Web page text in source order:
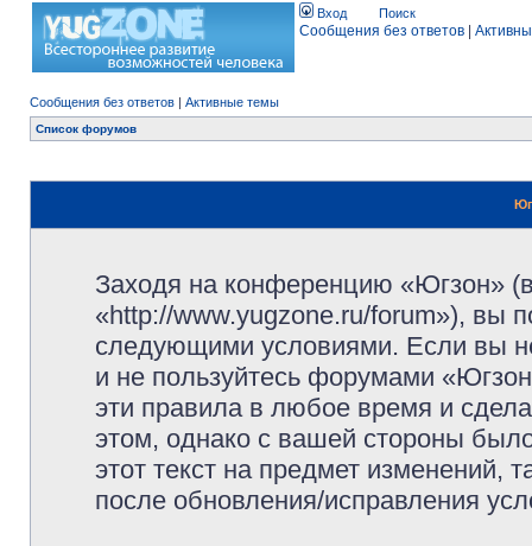
Вход Поиск
Сообщения без ответов
Сообщения без ответов | Активные темы
Список форумов
Заходя на конференцию «Югзон»
«http://www.yugzone.ru/forum»), вы
следующими условиями. Если вы
и не пользуйтесь форумами
эти правила в любое время и
этом, однако с вашей стороны
этот текст на предмет изменений,
после обновления/исправления